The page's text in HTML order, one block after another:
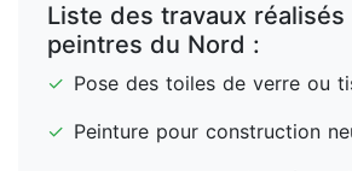
Liste des travaux réalisés
peintres du Nord :
✓ Pose des toiles de verre ou
✓ Peinture pour construction